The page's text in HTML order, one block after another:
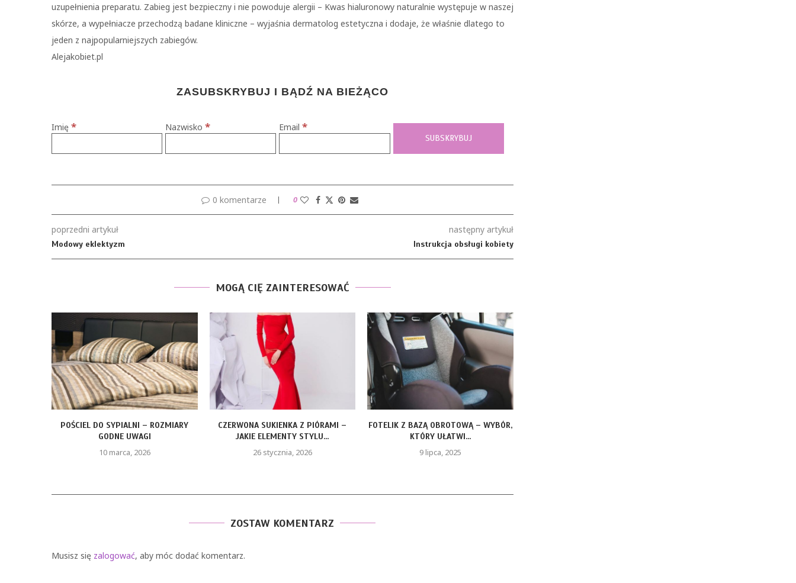
uzupełnienia preparatu. Zabieg jest bezpieczny i nie powoduje alergii – Kwas hialuronowy naturalnie występuje w naszej
skórze, a wypełniacze przechodzą badane kliniczne – wyjaśnia dermatolog estetyczna i dodaje, że właśnie dlatego to
jeden z najpopularniejszych zabiegów.
Alejakobiet.pl
ZASUBSKRYBUJ I BĄDŹ NA BIEŻĄCO
Imię * Nazwisko* Email*
0 komentarze 0
poprzedni artykuł
Modowy eklektyzm
następny artykuł
Instrukcja obsługi kobiety
MOGĄ CIĘ ZAINTERESOWAĆ
CZERWONA SUKIENKA Z PIÓRAMI –
JAKIE ELEMENTY STYLU...
26 stycznia, 2026
FOTELIK Z BAZĄ OBROTOWĄ – WYBÓR,
KTÓRY UŁATWI...
9 lipca, 2025
LEAF LIFE GOLD – ZŁOTY OLEJEK CBD
DLA...
19 maja, 2025
ZOSTAW KOMENTARZ
Musisz się zalogować, aby móc dodać komentarz.